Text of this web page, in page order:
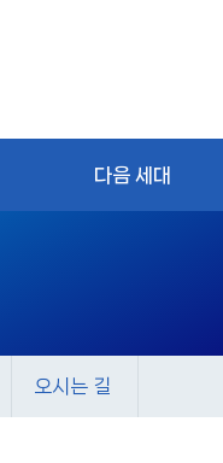
다음 세대
오시는 길